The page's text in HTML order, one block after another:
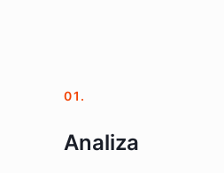
01.
Analiza